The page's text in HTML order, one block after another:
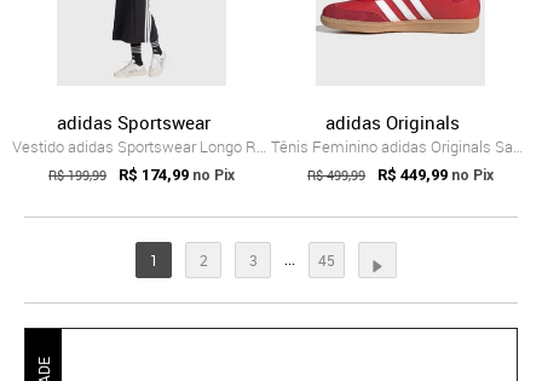
adidas Sportswear
Vestido adidas Sportswear Longo Racerbac...
R$ 199,99 R$ 174,99 no Pix
adidas Originals
Tênis Feminino adidas Originals Samba Ja...
R$ 499,99 R$ 449,99 no Pix
1 2 3 45